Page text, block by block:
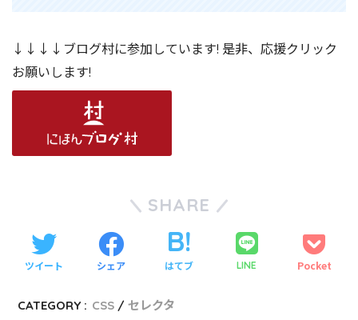
↓↓↓↓ブログ村に参加しています! 是非、応援クリック
お願いします!
SHARE
ツイート シェア はてブ LINE Pocket
CATEGORY : CSS セレクタ